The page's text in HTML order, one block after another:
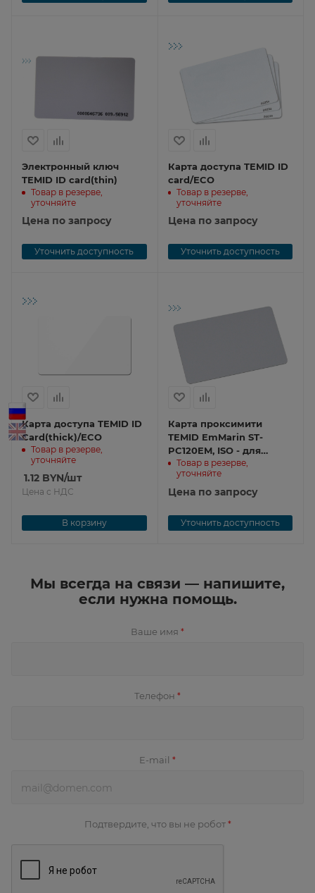
Электронный ключ
TEMID ID card(thin)
Товар в резерве,
уточняйте
Цена по запросу
Уточнить доступность
Карта доступа TEMID ID
card/ECO
Товар в резерве,
уточняйте
Цена по запросу
Уточнить доступность
Карта доступа TEMID ID
Card(thick)/ECO
Товар в резерве,
уточняйте
1.12 BYN/шт
Цена с НДС
В корзину
Карта проксимити
TEMID EmMarin ST-
PC120EM, ISO - для
печати на принтере,
86*54*0.8мм Smartec ST-
PC120EM
Товар в резерве,
уточняйте
Цена по запросу
Уточнить доступность
Мы всегда на связи — напишите,
если нужна помощь.
Ваше имя *
Телефон *
E-mail *
Подтвердите, что вы не робот *